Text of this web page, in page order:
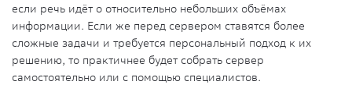
если речь идёт о относительно небольших объёмах
информации. Если же перед сервером ставятся более
сложные задачи и требуется персональный подход к их
решению, то практичнее будет собрать сервер
самостоятельно или с помощью специалистов.